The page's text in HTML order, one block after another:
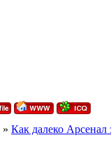
» Как далеко Арсенал